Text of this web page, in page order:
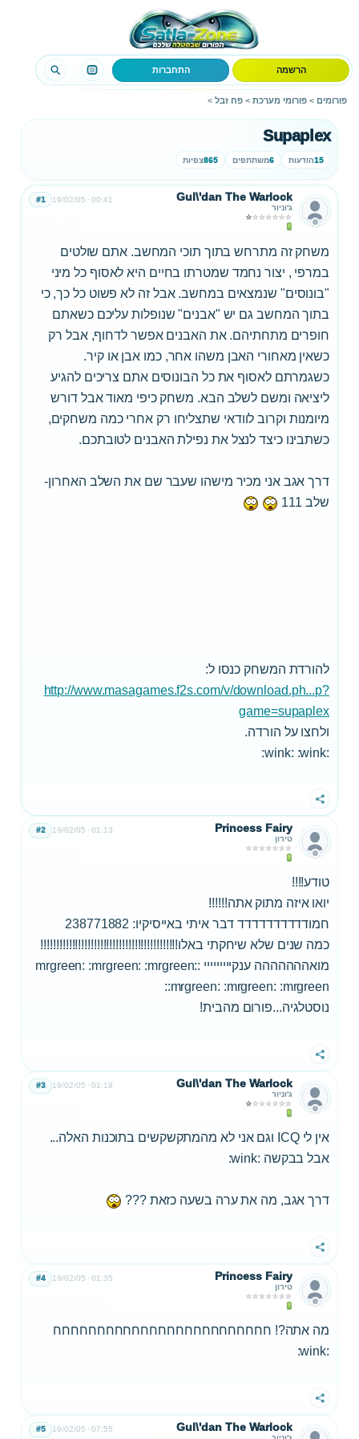
הרשמה התחברות
פורומים > פורומי מערכת > פח זבל >
Supaplex
15הודעות 6משתתפים 865צפיות
Gul\'dan The Warlock
ג'וניור
19/02/05 00:41
#1
משחק זה מתרחש בתוך תוכי המחשב. אתם שולטים
במרפי , יצור נחמד שמטרתו בחיים היא לאסוף כל מיני
"בונוסים" שנמצאים במחשב. אבל זה לא פשוט כל כך, כי
בתוך המחשב גם יש "אבנים" שנופלות עליכם כשאתם
חופרים מתחתיהם. את האבנים אפשר לדחוף, אבל רק
כשאין מאחורי האבן משהו אחר, כמו אבן או קיר.
כשגמרתם לאסוף את כל הבונוסים אתם צריכים להגיע
ליציאה ומשם לשלב הבא. משחק כיפי מאוד אבל דורש
מיומנות וקרוב לוודאי שתצליחו רק אחרי כמה משחקים,
כשתבינו כיצד לנצל את נפילת האבנים לטובתכם.
דרך אגב אני מכיר מישהו שעבר שם את השלב האחרון-
שלב 111
להורדת המשחק כנסו ל:
http://www.masagames.f2s.com/v/download.ph...p?
game=supaplex
ולחצו על הורדה.
:wink: :wink:
שתף
Princess Fairy
טירון
19/02/05 01:13
#2
טודע!!!!
יואו איזה מתוק אתה!!!!!!
חמודדדדדדדדדד דבר איתי באייסיקיו: 238771882
כמה שנים שלא שיחקתי באלו!!!!!!!!!!!!!!!!!!!!!!!!!!!!!!!!!!!!!!!!!!!!
מואההההההה ענקייייייייי :mrgreen: :mrgreen: :mrgreen:
:mrgreen: :mrgreen: :mrgreen:
נוסטלגיה...פורום מהבית!
שתף
Gul\'dan The Warlock
ג'וניור
19/02/05 01:18
#3
אין לי ICQ וגם אני לא מהמתקשקשים בתוכנות האלה...
אבל בבקשה :wink:
דרך אגב, מה את ערה בשעה כזאת ???
שתף
Princess Fairy
טירון
19/02/05 01:35
#4
מה אתה?! חחחחחחחחחחחחחחחחחחחחחחחחח
:wink:
שתף
Gul\'dan The Warlock
19/02/05 07:55
#5